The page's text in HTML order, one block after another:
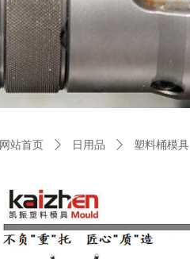
网站首页 ꄲ 日用品 ꄲ 塑料桶模具